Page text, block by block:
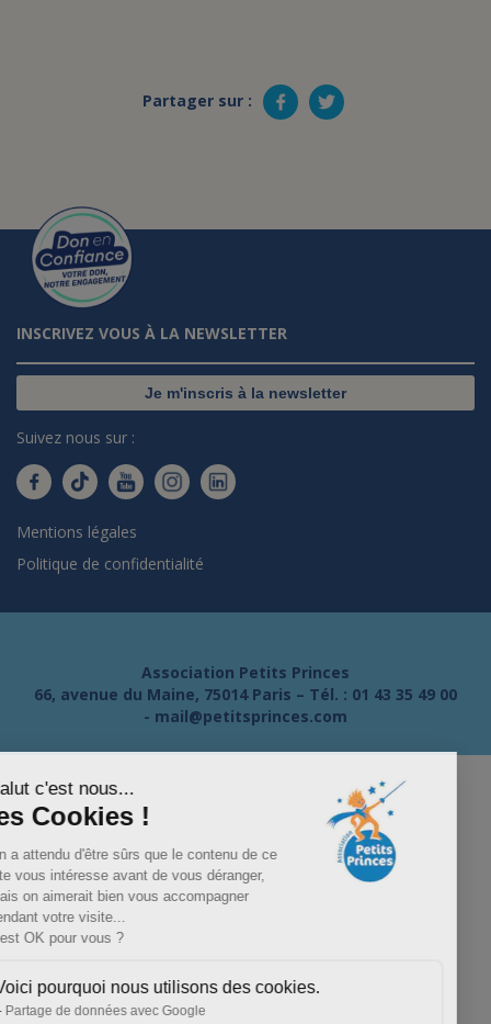
Salut c'est nous...
les Cookies !
On a attendu d'être sûrs que le contenu de ce
site vous intéresse avant de vous déranger,
mais on aimerait bien vous accompagner
pendant votre visite...
C'est OK pour vous ?
Voici pourquoi nous utilisons des cookies.
Partage de données avec Google
Partager sur :
INSCRIVEZ VOUS À LA NEWSLETTER
Je m'inscris à la newsletter
Suivez nous sur :
Mentions légales
Politique de confidentialité
Association Petits Princes
66, avenue du Maine, 75014 Paris – Tél. : 01 43 35 49 00
- mail@petitsprinces.com